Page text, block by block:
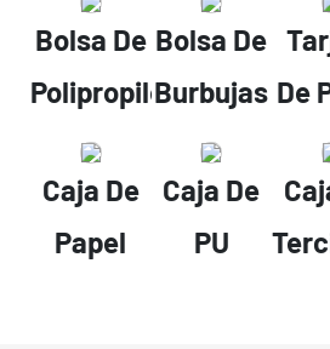
Bolsa De
Polipropileno
Bolsa De
Burbujas De
Caja De
Papel
Caja De
PU